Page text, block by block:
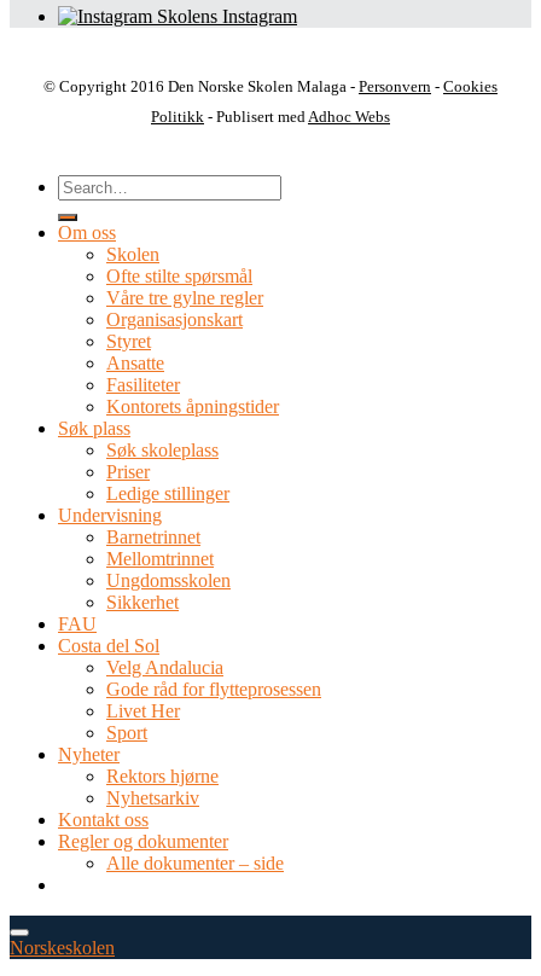
Skolens Instagram
© Copyright 2016 Den Norske Skolen Malaga - Personvern - Cookies
Politikk - Publisert med Adhoc Webs
Om oss
Skolen
Ofte stilte spørsmål
Våre tre gylne regler
Organisasjonskart
Styret
Ansatte
Fasiliteter
Kontorets åpningstider
Søk plass
Søk skoleplass
Priser
Ledige stillinger
Undervisning
Barnetrinnet
Mellomtrinnet
Ungdomsskolen
Sikkerhet
FAU
Costa del Sol
Velg Andalucia
Gode råd for flytteprosessen
Livet Her
Sport
Nyheter
Rektors hjørne
Nyhetsarkiv
Kontakt oss
Regler og dokumenter
Alle dokumenter – side
Norskeskolen